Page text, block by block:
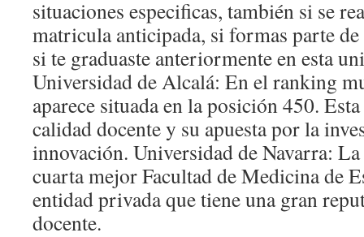
situaciones especificas, también si se
matricula anticipada, si formas parte
si te graduaste anteriormente en esta
Universidad de Alcalá: En el ranking
aparece situada en la posición 450.
calidad docente y su apuesta por la
innovación. Universidad de Navarra:
cuarta mejor Facultad de Medicina de
entidad privada que tiene una gran
docente.